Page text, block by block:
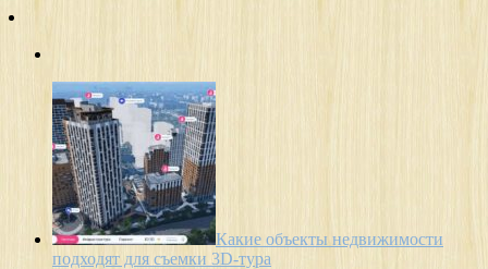
Какие объекты недвижимости
подходят для съемки 3D-тура